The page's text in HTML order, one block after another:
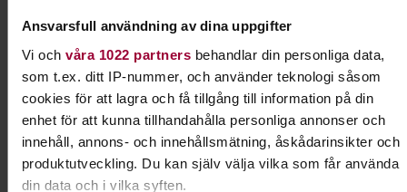
Ansvarsfull användning av dina uppgifter
Vi och våra 1022 partnersbehandlar din personliga data,
som t.ex. ditt IP-nummer, och använder teknologi såsom
cookies för att lagra och få tillgång till information på din
enhet för att kunna tillhandahålla personliga annonser och
innehåll, annons- och innehållsmätning, åskådarinsikter och
produktutveckling. Du kan själv välja vilka som får använda
din data och i vilka syften.
Anmälan eller frågor
Klicka på den gula knappen "Anmäl dig" och fyll i dina
uppgifter.
Om du har några frågor, eller behöver hjälp att anmäla dig
till utbildningen, kontakta projektledare Wilma Jonsson